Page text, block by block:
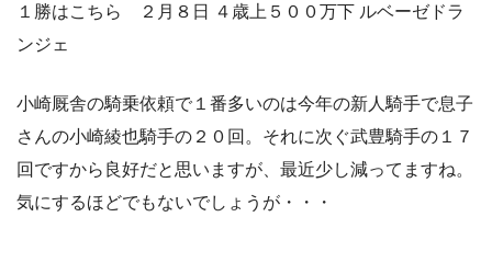
１勝はこちら ２月８日 ４歳上５００万下 ルベーゼドラ
ンジェ
小崎厩舎の騎乗依頼で１番多いのは今年の新人騎手で息子
さんの小崎綾也騎手の２０回。それに次ぐ武豊騎手の１７
回ですから良好だと思いますが、最近少し減ってますね。
気にするほどでもないでしょうが・・・